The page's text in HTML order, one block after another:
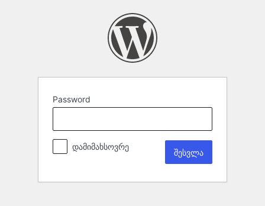
Password
დამიმახსოვრე